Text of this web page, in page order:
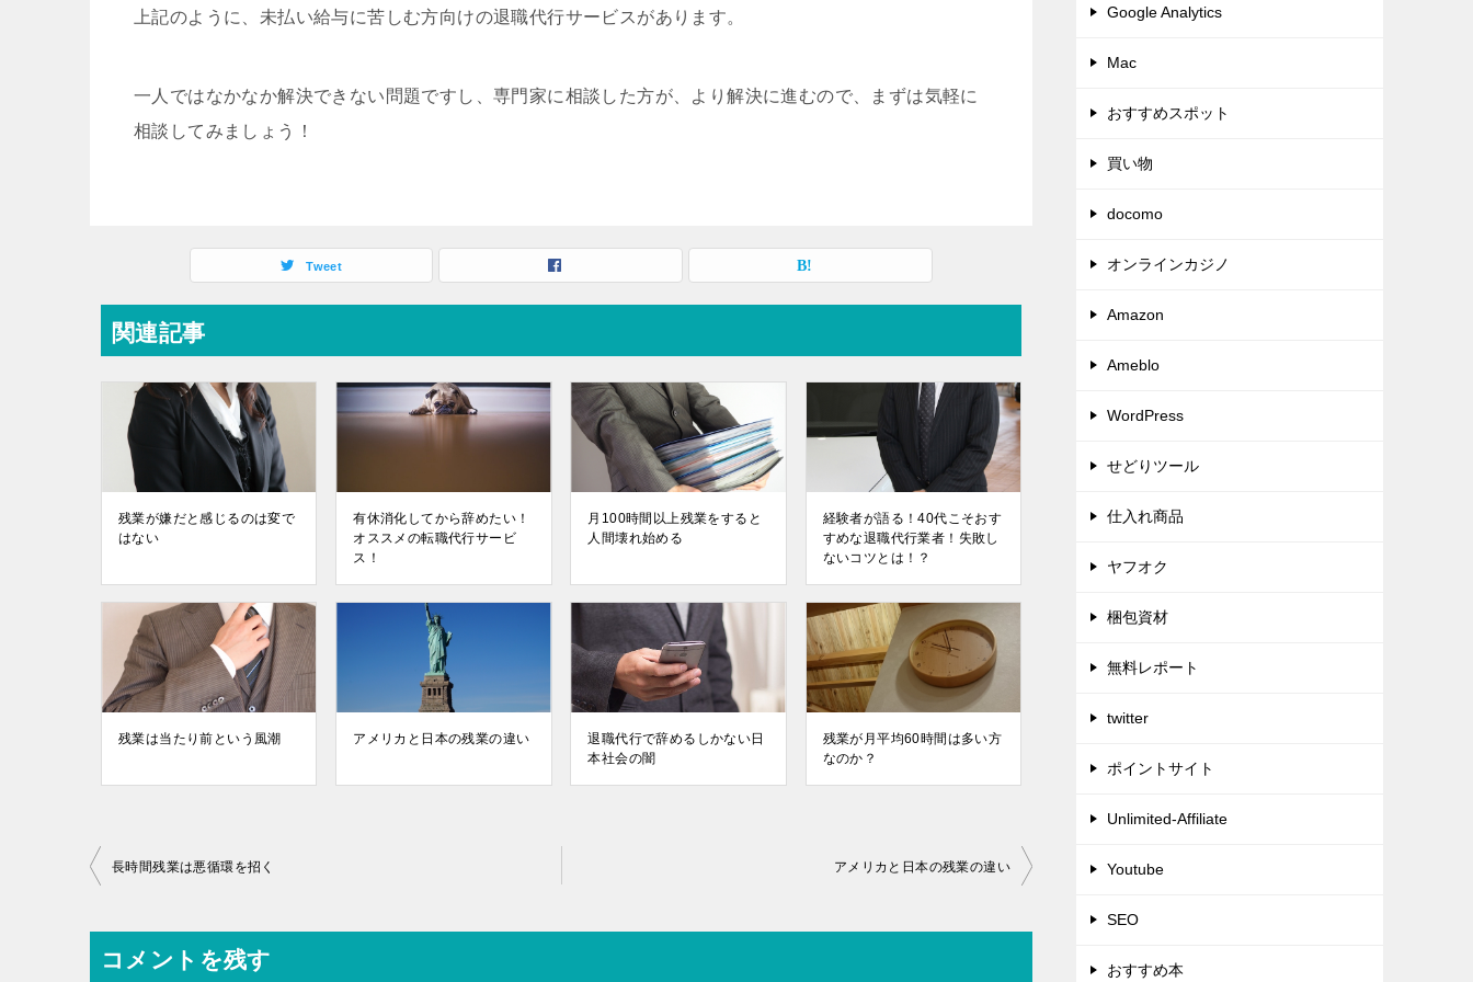
上記のように、未払い給与に苦しむ方向けの退職代行サービスがあります。
一人ではなかなか解決できない問題ですし、専門家に相談した方が、より解決に進むので、まずは気軽に
相談してみましょう！
Tweet
関連記事
残業が嫌だと感じるのは変で
はない
有休消化してから辞めたい！
オススメの転職代行サービ
ス！
月100時間以上残業をすると
人間壊れ始める
経験者が語る！40代こそおす
すめな退職代行業者！失敗し
ないコツとは！？
残業は当たり前という風潮 アメリカと日本の残業の違い
退職代行で辞めるしかない日
本社会の闇
残業が月平均60時間は多い方
なのか？
投
ナ
ビ
長時間残業は悪循環を招く アメリカと日本の残業の違い
コメントを残す
Google Analytics
Mac
おすすめスポット
買い物
docomo
オンラインカジノ
Amazon
Ameblo
WordPress
せどりツール
仕入れ商品
ヤフオク
梱包資材
無料レポート
twitter
ポイントサイト
Unlimited-Affiliate
Youtube
SEO
おすすめ本